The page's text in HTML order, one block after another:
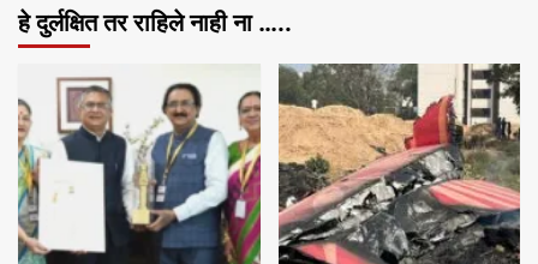
हे दुर्लक्षित तर राहिले नाही ना …..